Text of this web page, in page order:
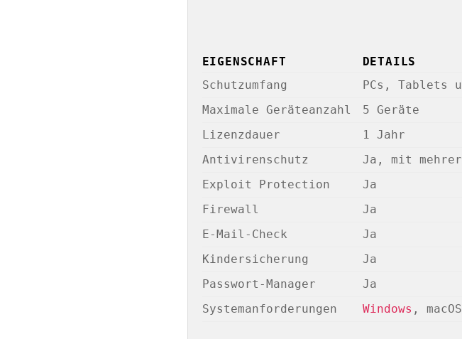
EIGENSCHAFT
DETAILS
Schutzumfang
PCs, Tablets
Maximale Geräteanzahl
5 Geräte
Lizenzdauer
1 Jahr
Antivirenschutz
Ja, mit
Exploit Protection
Ja
Firewall
Ja
E-Mail-Check
Ja
Kindersicherung
Ja
Passwort-Manager
Ja
Systemanforderungen
Windows ,